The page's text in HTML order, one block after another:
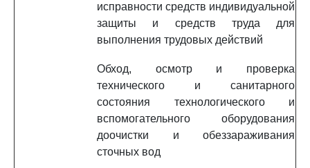
исправности средств индивидуальной
защиты и средств труда для
выполнения трудовых действий
Обход, осмотр и проверка
технического и санитарного
состояния технологического и
вспомогательного оборудования
доочистки и обеззараживания
сточных вод